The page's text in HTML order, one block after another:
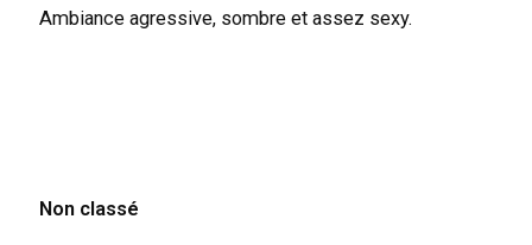
Ambiance agressive, sombre et assez sexy.
Non classé